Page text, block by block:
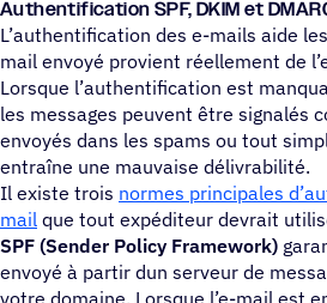
Authentification SPF, DKIM et
L’authentification des e-mails aide
mail envoyé provient réellement de
Lorsque l’authentification est
les messages peuvent être signalés
envoyés dans les spams ou tout
entraîne une mauvaise délivrabilité.
Il existe trois normes principales
mail que tout expéditeur devrait
SPF (Sender Policy Framework)
envoyé à partir dun serveur de
votre domaine. Lorsque l’e-mail est